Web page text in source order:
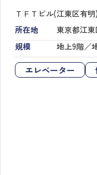
ＴＦＴビル(江東区有
所在地
東京都江
規模
地上9階／
エレベーター